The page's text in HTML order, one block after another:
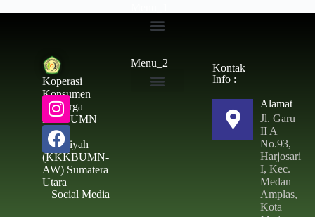
Koperasi
Konsumen
Keluarga
Besar UMN
Al –
Washliyah
(KKKBUMN-
AW) Sumatera
Utara
Social Media
Menu_2
Kontak
Info :
Alamat
Jl. Garu
II A
No.93,
Harjosari
I, Kec.
Medan
Amplas,
Kota